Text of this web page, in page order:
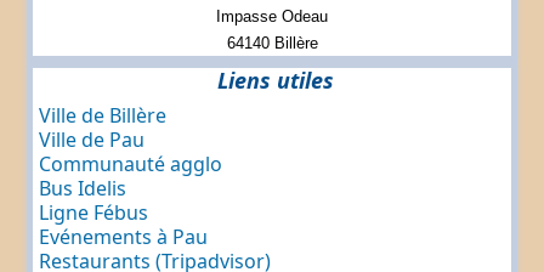
Impasse Odeau
64140 Billère
Liens utiles
Ville de Billère
Ville de Pau
Communauté agglo
Bus Idelis
Ligne Fébus
Evénements à Pau
Restaurants (Tripadvisor)